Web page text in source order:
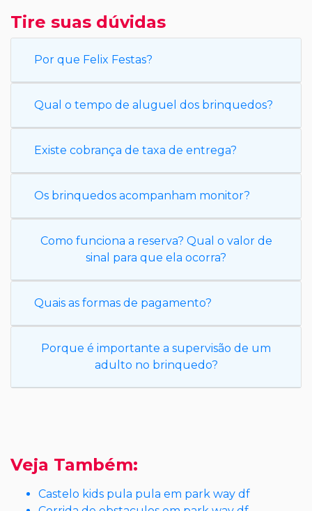
Tire suas dúvidas
Por que Felix Festas?
Qual o tempo de aluguel dos brinquedos?
Existe cobrança de taxa de entrega?
Os brinquedos acompanham monitor?
Como funciona a reserva? Qual o valor de
sinal para que ela ocorra?
Quais as formas de pagamento?
Porque é importante a supervisão de um
adulto no brinquedo?
Veja Também:
Castelo kids pula pula em park way df